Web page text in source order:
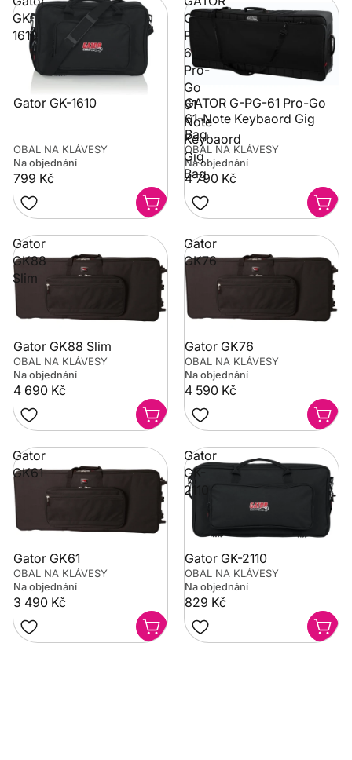
GK-
1610
Gator GK-1610
OBAL NA KLÁVESY
Na objednání
799 Kč
G-
PG-
61
Pro-
Go
61-
Note
Keybaord
Gig
Bag
GATOR G-PG-61 Pro-Go
61-Note Keybaord Gig
Bag
OBAL NA KLÁVESY
Na objednání
4 790 Kč
Gator
GK88
Slim
Gator GK88 Slim
OBAL NA KLÁVESY
Na objednání
4 690 Kč
Gator
GK76
Gator GK76
OBAL NA KLÁVESY
Na objednání
4 590 Kč
Gator
GK61
Gator GK61
OBAL NA KLÁVESY
Na objednání
3 490 Kč
Gator
GK-
2110
Gator GK-2110
OBAL NA KLÁVESY
Na objednání
829 Kč